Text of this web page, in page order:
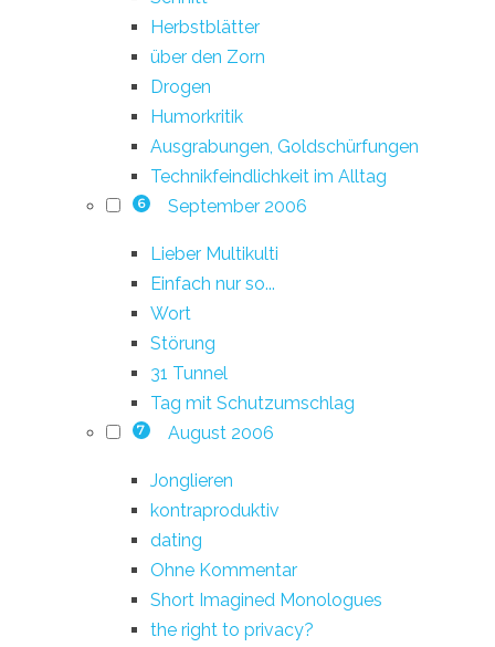
Herbstblätter
über den Zorn
Drogen
Humorkritik
Ausgrabungen, Goldschürfungen
Technikfeindlichkeit im Alltag
6 September 2006
Lieber Multikulti
Einfach nur so...
Wort
Störung
31 Tunnel
Tag mit Schutzumschlag
7 August 2006
Jonglieren
kontraproduktiv
dating
Ohne Kommentar
Short Imagined Monologues
the right to privacy?